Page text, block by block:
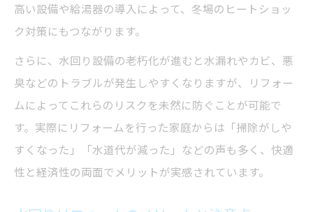
水回りリフォーム費用を抑えるポイント
岐阜県岐阜市で選びたい水回り最新事情
水回りリフォームの最新トレンドと設備
岐阜市で注目の水回りリフォーム事例紹介
給湯器の選び方とリフォーム岐阜市事情
岐阜市で依頼したい水回りリフォームの特
高い設備や給湯器の導入によって、冬場のヒートショッ
ク対策にもつながります。
さらに、水回り設備の老朽化が進むと水漏れやカビ、悪
臭などのトラブルが発生しやすくなりますが、リフォー
ムによってこれらのリスクを未然に防ぐことが可能で
す。実際にリフォームを行った家庭からは「掃除がしや
すくなった」「水道代が減った」などの声も多く、快適
性と経済性の両面でメリットが実感されています。